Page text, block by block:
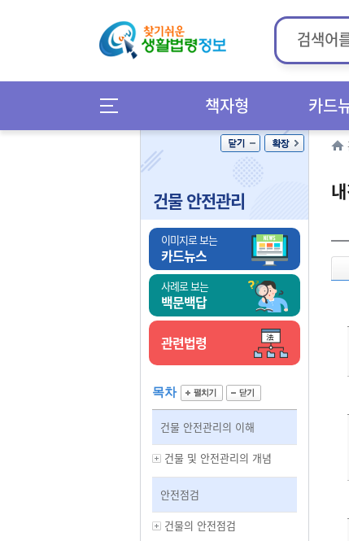
책자형 카드
건물 안전관리
이미지로 보는
카드뉴스
사례로 보는
백문백답
관련법령
목차
건물 안전관리의 이해
건물 및 안전관리의 개념
안전점검
건물의 안전점검